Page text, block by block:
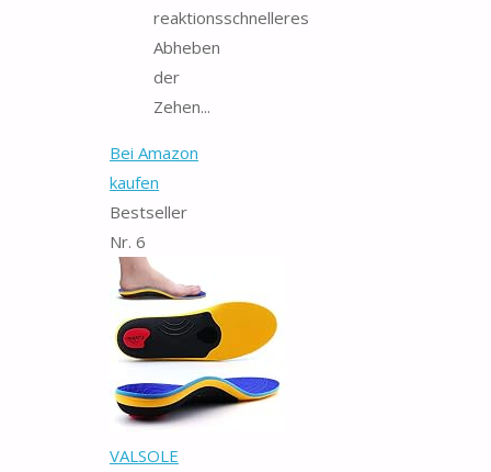
reaktionsschnelleres
Abheben
der
Zehen...
Bei Amazon
kaufen
Bestseller
Nr. 6
VALSOLE